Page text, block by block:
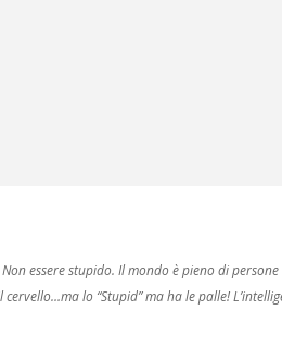
essere stupido. Il mondo è pieno di
lo “Stupid” ma ha le palle!